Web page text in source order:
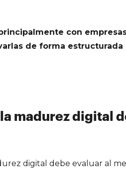
con
de forma estructurada
madurez digital
digital debe evaluar al